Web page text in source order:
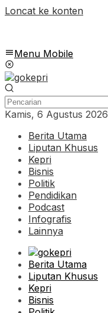
Loncat ke konten
Menu Mobile
Kamis, 6 Agustus 2026
Berita Utama
Liputan Khusus
Kepri
Bisnis
Politik
Pendidikan
Podcast
Infografis
Lainnya
Berita Utama
Liputan Khusus
Kepri
Bisnis